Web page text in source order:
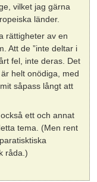
vilket jag gärna
länder.
rättigheter av en
Att de ”inte deltar i
fel, inte deras. Det
helt onödiga, med
såpass långt att
ett och annat
tema. (Men rent
råda.)